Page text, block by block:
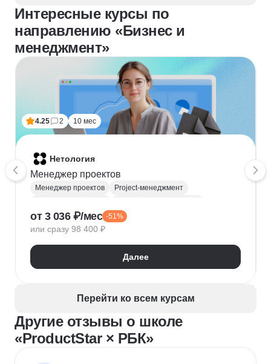
Интересные курсы по
направлению «Бизнес и
менеджмент»
4.25 2 10 мес
Нетология
Менеджер проектов
Менеджер проектов
Project-менеджмент
Нейронные сети
Управление рисками
Kanban
Scrum
Управление проектами
Тайм-менеджмент
Управление удаленной командой
от 3 036 ₽/мес -51%
или сразу 98 400 ₽
Далее
Перейти ко всем курсам
Другие отзывы о школе
«ProductStar × РБК»